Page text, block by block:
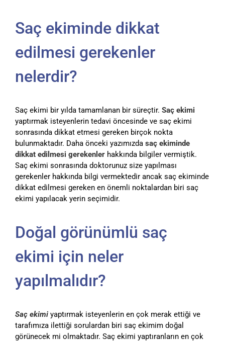
Saç ekiminde dikkat
edilmesi gerekenler
nelerdir?
Saç ekimi bir yılda tamamlanan bir süreçtir. Saç ekimi
yaptırmak isteyenlerin tedavi öncesinde ve saç ekimi
sonrasında dikkat etmesi gereken birçok nokta
bulunmaktadır. Daha önceki yazımızda saç ekiminde
dikkat edilmesi gerekenler hakkında bilgiler vermiştik.
Saç ekimi sonrasında doktorunuz size yapılması
gerekenler hakkında bilgi vermektedir ancak saç ekiminde
dikkat edilmesi gereken en önemli noktalardan biri saç
ekimi yapılacak yerin seçimidir.
Doğal görünümlü saç
ekimi için neler
yapılmalıdır?
Saç ekimi yaptırmak isteyenlerin en çok merak ettiği ve
tarafımıza ilettiği sorulardan biri saç ekimim doğal
görünecek mi olmaktadır. Saç ekimi yaptıranların en çok